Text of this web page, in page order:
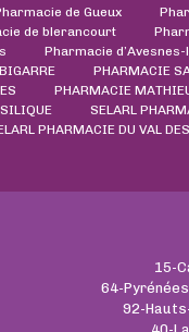
de Gueux
de blerancourt
Pharmacie
PHARMACIE
PHARMACIE
SELARL
PHARMACIE DU VAL
15-
64-
92-